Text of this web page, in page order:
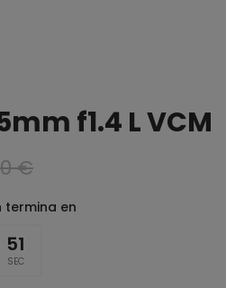
f1.4 L VCM
€
termina en
51
SEC